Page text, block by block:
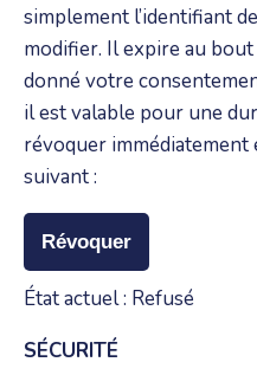
simplement l’identifiant
modifier. Il expire au bout
donné votre
il est valable pour une
révoquer
suivant :
Révoquer
État actuel : Refusé
SÉCURITÉ